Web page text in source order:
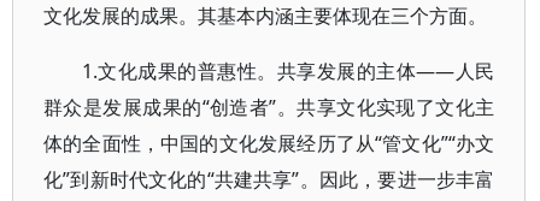
文化发展的成果。其基本内涵主要体现在三个方面。
1.文化成果的普惠性。共享发展的主体——人民
群众是发展成果的“创造者”。共享文化实现了文化主
体的全面性，中国的文化发展经历了从“管文化”“办文
化”到新时代文化的“共建共享”。因此，要进一步丰富